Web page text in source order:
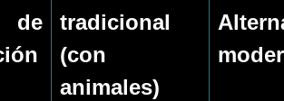
tradicional
(con
animales)